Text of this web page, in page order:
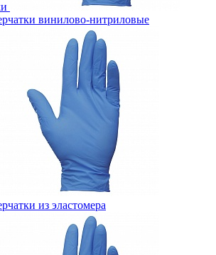
винилово-нитриловые
из эластомера